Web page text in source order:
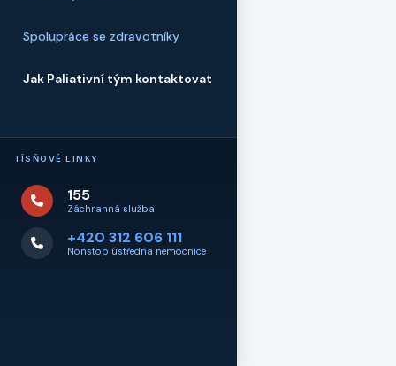
Spolupráce se zdravotníky
Jak Paliativní tým kontaktovat
TÍSŇOVÉ LINKY
155
Záchranná služba
+420 312 606 111
Nonstop ústředna nemocnice